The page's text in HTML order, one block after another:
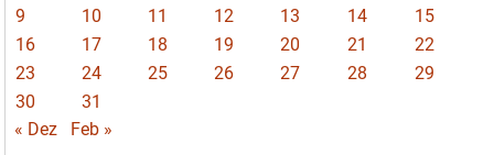
9
10 11 12 13 14
15
16
17 18 19 20 21
22
23
24 25 26 27 28
29
30
31
« Dez
Feb »